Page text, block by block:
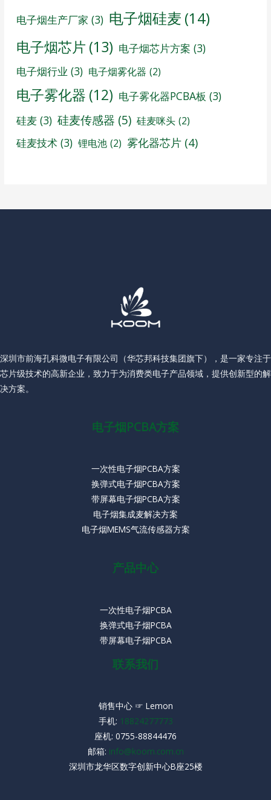
电子烟生产厂家 (3) 电子烟硅麦 (14)
电子烟芯片 (13) 电子烟芯片方案 (3)
电子烟行业 (3) 电子烟雾化器 (2)
电子雾化器 (12) 电子雾化器PCBA板 (3)
硅麦 (3) 硅麦传感器 (5) 硅麦咪头 (2)
硅麦技术 (3) 锂电池 (2) 雾化器芯片 (4)
深圳市前海孔科微电子有限公司（华芯邦科技集团旗下），是一家专注于
芯片级技术的高新企业，致力于为消费类电子产品领域，提供创新型的解
决方案。
电子烟PCBA方案
一次性电子烟PCBA方案
换弹式电子烟PCBA方案
带屏幕电子烟PCBA方案
电子烟集成麦解决方案
电子烟MEMS气流传感器方案
产品中心
一次性电子烟PCBA
换弹式电子烟PCBA
带屏幕电子烟PCBA
联系我们
销售中心 ☞ Lemon
手机: 18824277773
座机: 0755-88844476
邮箱: info@koom.com.cn
深圳市龙华区数字创新中心B座25楼